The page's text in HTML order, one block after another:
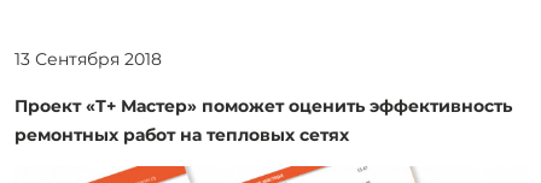
13 Сентября 2018
Проект «Т+ Мастер» поможет оценить эффективность
ремонтных работ на тепловых сетях